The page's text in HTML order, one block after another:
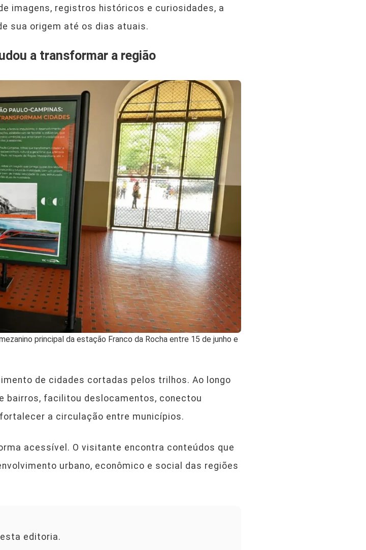
imagens, registros históricos e curiosidades, a
sua origem até os dias atuais.
a transformar a região
principal da estação Franco da Rocha entre 15 de junho e
de cidades cortadas pelos trilhos. Ao longo
bairros, facilitou deslocamentos, conectou
a circulação entre municípios.
acessível. O visitante encontra conteúdos que
urbano, econômico e social das regiões
editoria.